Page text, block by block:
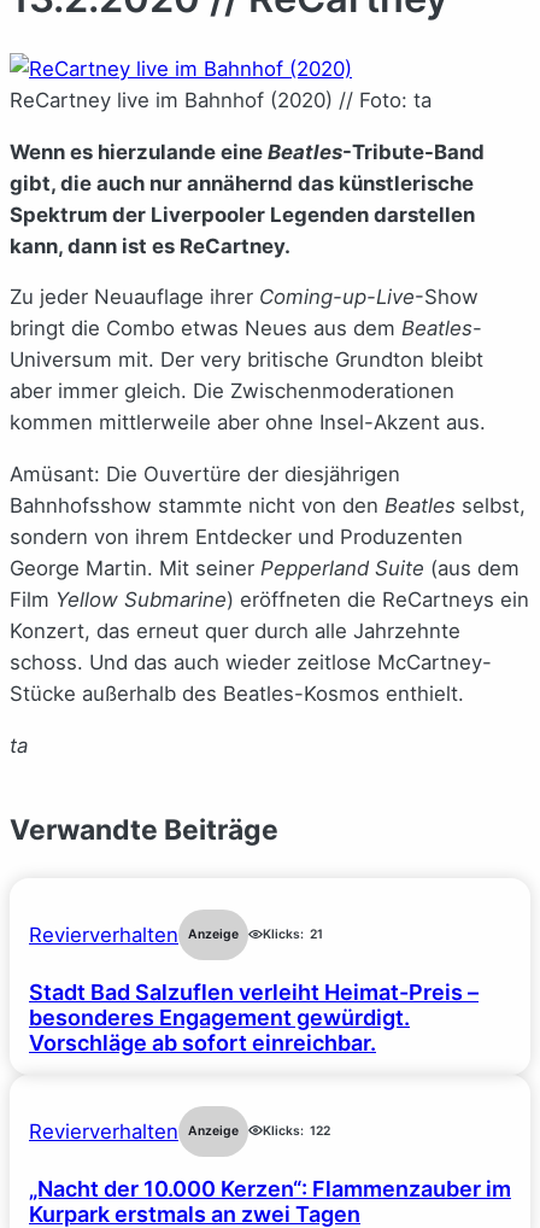
ReCartney live im Bahnhof (2020) // Foto: ta
Wenn es hierzulande eine Beatles-Tribute-Band
gibt, die auch nur annähernd das künstlerische
Spektrum der Liverpooler Legenden darstellen
kann, dann ist es ReCartney.
Zu jeder Neuauflage ihrer Coming-up-Live-Show
bringt die Combo etwas Neues aus dem Beatles-
Universum mit. Der very britische Grundton bleibt
aber immer gleich. Die Zwischenmoderationen
kommen mittlerweile aber ohne Insel-Akzent aus.
Amüsant: Die Ouvertüre der diesjährigen
Bahnhofsshow stammte nicht von den Beatles selbst,
sondern von ihrem Entdecker und Produzenten
George Martin. Mit seiner Pepperland Suite (aus dem
Film Yellow Submarine) eröffneten die ReCartneys ein
Konzert, das erneut quer durch alle Jahrzehnte
schoss. Und das auch wieder zeitlose McCartney-
Stücke außerhalb des Beatles-Kosmos enthielt.
ta
Verwandte Beiträge
Revierverhalten Anzeige Klicks: 21
Stadt Bad Salzuflen verleiht Heimat-Preis –
besonderes Engagement gewürdigt.
Vorschläge ab sofort einreichbar.
Revierverhalten Anzeige Klicks: 122
„Nacht der 10.000 Kerzen“: Flammenzauber im
Kurpark erstmals an zwei Tagen